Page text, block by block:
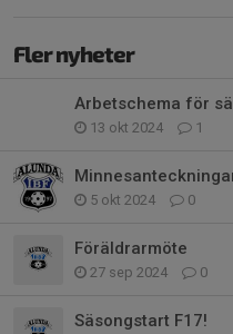
Fler nyheter
Arbetschema för
13 okt 2024 1
5 okt 2024 0
Föräldrarmöte
27 sep 2024 0
Säsongstart F17!